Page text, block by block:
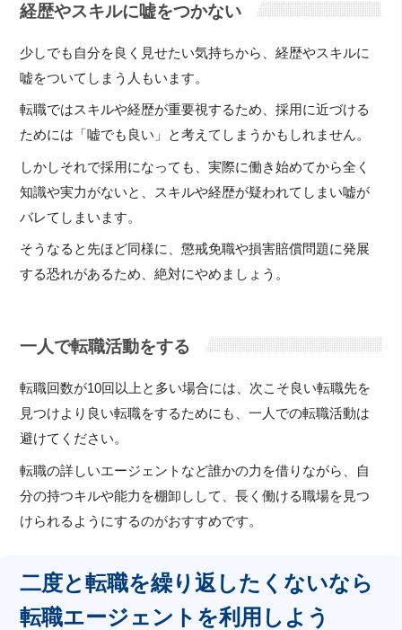
経歴やスキルに嘘をつかない
少しでも自分を良く見せたい気持ちから、経歴やスキルに
嘘をついてしまう人もいます。
転職ではスキルや経歴が重要視するため、採用に近づける
ためには「嘘でも良い」と考えてしまうかもしれません。
しかしそれで採用になっても、実際に働き始めてから全く
知識や実力がないと、スキルや経歴が疑われてしまい嘘が
バレてしまいます。
そうなると先ほど同様に、懲戒免職や損害賠償問題に発展
する恐れがあるため、絶対にやめましょう。
一人で転職活動をする
転職回数が10回以上と多い場合には、次こそ良い転職先を
見つけより良い転職をするためにも、一人での転職活動は
避けてください。
転職の詳しいエージェントなど誰かの力を借りながら、自
分の持つキルや能力を棚卸しして、長く働ける職場を見つ
けられるようにするのがおすすめです。
二度と転職を繰り返したくないなら
転職エージェントを利用しよう